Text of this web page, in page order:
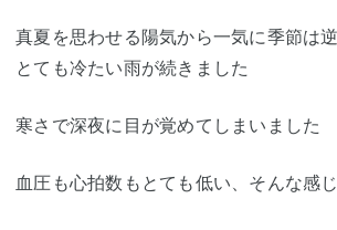
真夏を思わせる陽気から一気に季節は
とても冷たい雨が続きました
寒さで深夜に目が覚めてしまいました
血圧も心拍数もとても低い、そんな感